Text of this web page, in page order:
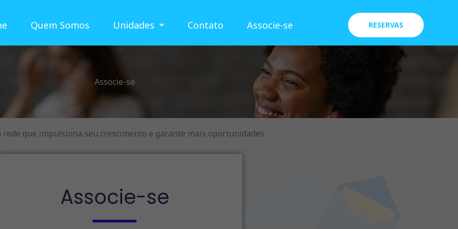
Quem Somos Unidades Contato Associe-se RESERVAS
Associe-se
rede que impulsiona seu crescimento e garante mais oportunidades.
Associe-se